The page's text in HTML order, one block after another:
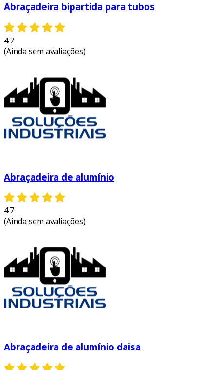
Abraçadeira bipartida para tubos
4.7
(Ainda sem avaliações)
Abraçadeira de alumínio
4.7
(Ainda sem avaliações)
Abraçadeira de alumínio daisa